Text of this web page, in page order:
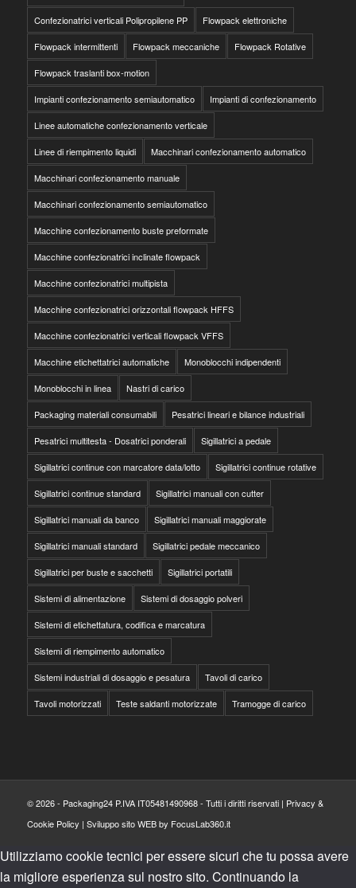
Confezionatrici verticali Polipropilene PP Flowpack elettroniche
Flowpack intermittenti Flowpack meccaniche Flowpack Rotative
Flowpack traslanti box-motion
Impianti confezionamento semiautomatico Impianti di confezionamento
Linee automatiche confezionamento verticale
Linee di riempimento liquidi Macchinari confezionamento automatico
Macchinari confezionamento manuale
Macchinari confezionamento semiautomatico
Macchine confezionamento buste preformate
Macchine confezionatrici inclinate flowpack
Macchine confezionatrici multipista
Macchine confezionatrici orizzontali flowpack HFFS
Macchine confezionatrici verticali flowpack VFFS
Macchine etichettatrici automatiche Monoblocchi indipendenti
Monoblocchi in linea Nastri di carico
Packaging materiali consumabili Pesatrici lineari e bilance industriali
Pesatrici multitesta - Dosatrici ponderali Sigillatrici a pedale
Sigillatrici continue con marcatore data/lotto Sigillatrici continue rotative
Sigillatrici continue standard Sigillatrici manuali con cutter
Sigillatrici manuali da banco Sigillatrici manuali maggiorate
Sigillatrici manuali standard Sigillatrici pedale meccanico
Sigillatrici per buste e sacchetti Sigillatrici portatili
Sistemi di alimentazione Sistemi di dosaggio polveri
Sistemi di etichettatura, codifica e marcatura
Sistemi di riempimento automatico
Sistemi industriali di dosaggio e pesatura Tavoli di carico
Tavoli motorizzati Teste saldanti motorizzate Tramogge di carico
© 2026 - Packaging24 P.IVA IT05481490968 - Tutti i diritti riservati | Privacy &
Cookie Policy | Sviluppo sito WEB by FocusLab360.it
Utilizziamo cookie tecnici per essere sicuri che tu possa avere
la migliore esperienza sul nostro sito. Continuando la